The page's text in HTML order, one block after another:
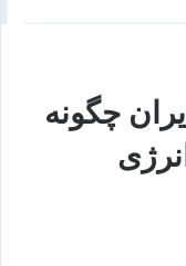
چگونه